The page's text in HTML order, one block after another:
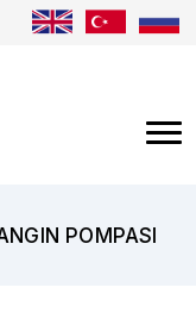
POMPASI